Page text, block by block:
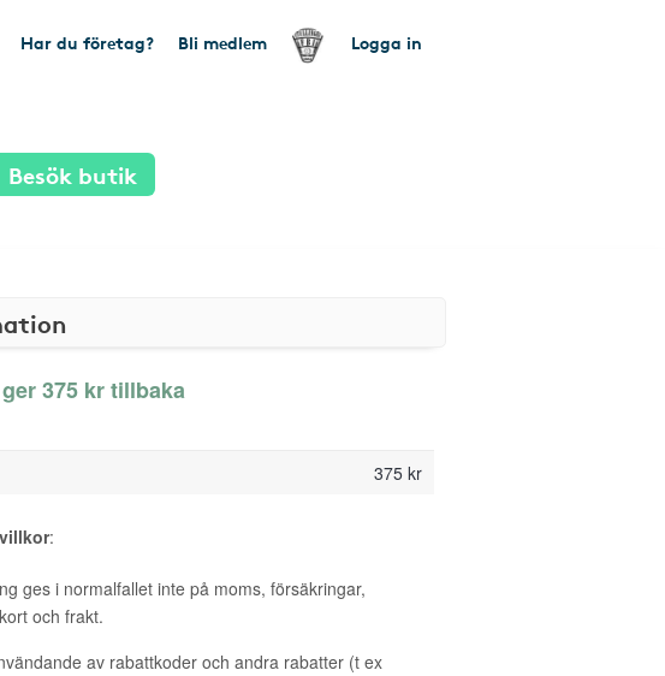
Har du företag? Bli medlem Logga in
Besök butik
375 kr tillbaka
375 kr
:
ges i normalfallet inte på moms, försäkringar,
och frakt.
av rabattkoder och andra rabatter (t ex